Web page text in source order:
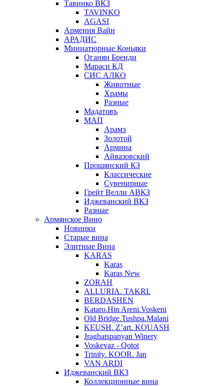
Тавинко ВКЗ
TAVINKO
AGASI
Армения Вайн
АРАДИС
Миниатюрные Коньяки
Оганян Бренди
Мараси КД
СИС АЛКО
Животные
Храмы
Разные
Мадатовъ
МАП
Арамэ
Золотой
Армина
Айвазовский
Прошянский КЗ
Классические
Сувенирные
Грейт Велли АВКЗ
Иджеванский ВКЗ
Разные
Армянское Вино
Новинки
Старые вина
Элитные Вина
KARAS
Karas
Karas New
ZORAH
ALLURIA. TAKRI.
BERDASHEN
Kataro.Hin Areni.Voskeni
Old Bridge.Tushpa.Malani
KEUSH. Z’art. KOUASH
Jraghatspanyan Winery
Voskevaz - Qotot
Trinity. KOOR. Jan
VAN ARDI
Иджеванский ВКЗ
Коллекционные вина